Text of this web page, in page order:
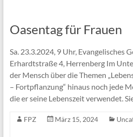
Oasentag für Frauen
Sa. 23.3.2024, 9 Uhr, Evangelisches
Erhardtstraße 4, Herrenberg Im
der Mensch über die Themen
– Fortpflanzung“ hinaus noch jede
die er seine Lebenszeit verwendet.
FPZ März 15, 2024